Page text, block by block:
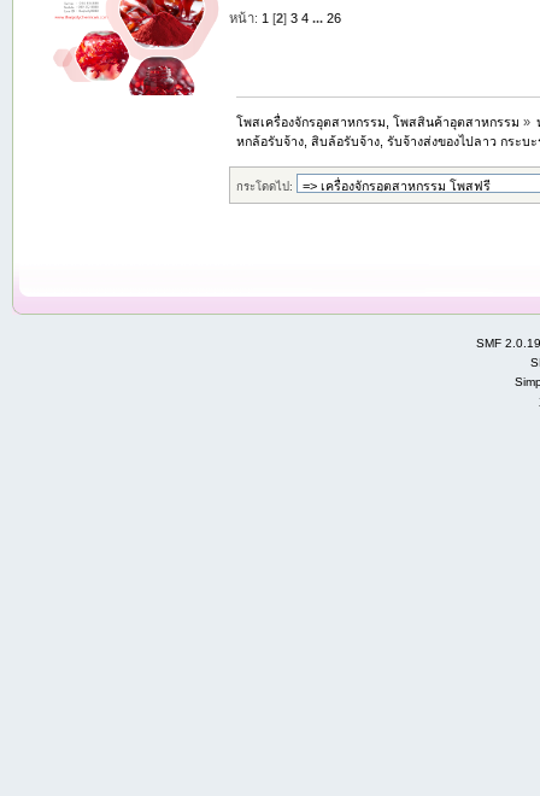
หน้า: 1 [2] 3 4 ... 26
โพสเครื่องจักรอุตสาหกรรม, โพสสินค้าอุตสาหกรรม »
หกล้อรับจ้าง, สิบล้อรับจ้าง, รับจ้างส่งของไปลาว กระบ
กระโดดไป:
SMF 2.0.19